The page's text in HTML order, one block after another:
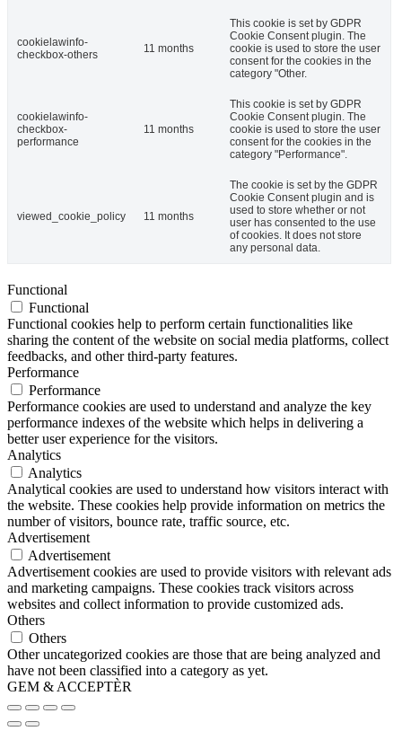
cookielawinfo-
checkbox-others
11 months
This cookie is set by GDPR
Cookie Consent plugin. The
cookie is used to store the user
consent for the cookies in the
category "Other.
cookielawinfo-
checkbox-
performance
11 months
This cookie is set by GDPR
Cookie Consent plugin. The
cookie is used to store the user
consent for the cookies in the
category "Performance".
viewed_cookie_policy 11 months
The cookie is set by the GDPR
Cookie Consent plugin and is
used to store whether or not
user has consented to the use
of cookies. It does not store
any personal data.
Functional
Functional
Functional cookies help to perform certain functionalities like
sharing the content of the website on social media platforms, collect
feedbacks, and other third-party features.
Performance
Performance
Performance cookies are used to understand and analyze the key
performance indexes of the website which helps in delivering a
better user experience for the visitors.
Analytics
Analytics
Analytical cookies are used to understand how visitors interact with
the website. These cookies help provide information on metrics the
number of visitors, bounce rate, traffic source, etc.
Advertisement
Advertisement
Advertisement cookies are used to provide visitors with relevant ads
and marketing campaigns. These cookies track visitors across
websites and collect information to provide customized ads.
Others
Others
Other uncategorized cookies are those that are being analyzed and
have not been classified into a category as yet.
GEM & ACCEPTÈR